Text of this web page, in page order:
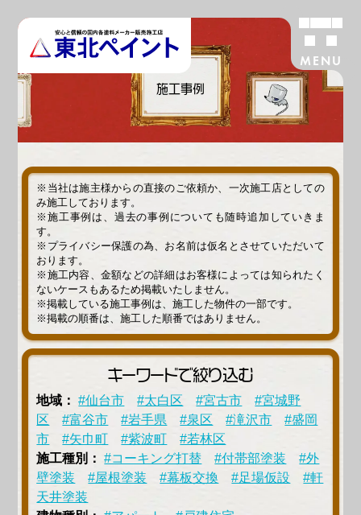
MENU
施工事例
※当社は施主様からの直接のご依頼か、一次施工店としての
み施工しております。
※施工事例は、過去の事例についても随時追加していきま
す。
※プライバシー保護の為、お名前は仮名とさせていただいて
おります。
※施工内容、金額などの詳細はお客様によっては知られたく
ないケースもあるため掲載いたしません。
※掲載している施工事例は、施工した物件の一部です。
※掲載の順番は、施工した順番ではありません。
キーワードで絞り込む
地域： #仙台市 #太白区 #宮古市
#宮城野
区
#富谷市 #岩手県 #泉区 #滝沢市
#盛岡
市
#矢巾町 #紫波町
#若林区
施工種別：
#コーキング打替 #付帯部塗装
#外
壁塗装
#屋根塗装 #幕板交換 #足場仮設
#軒
天井塗装